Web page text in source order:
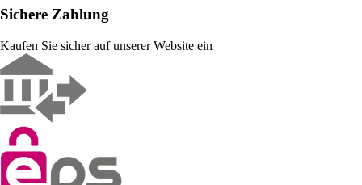
Sichere Zahlung
Kaufen Sie sicher auf unserer Website ein